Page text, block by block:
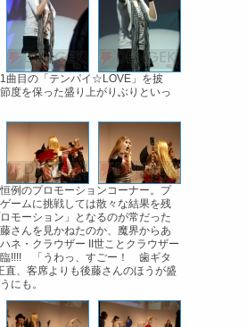
曲目の「テンパイ☆LOVE」を披
度を保った盛り上がりぶりといっ
例のプロモーションコーナー。プ
ームに挑戦しては散々な結果を残
モーション」となるのが常だった
さんを見かねたのか、魔界からあ
・クラウザー II世ことクラウザー
臨!!!! 「うわっ、すごー！ 歯ギタ
直、客席よりも後藤さんのほうが盛
にも。